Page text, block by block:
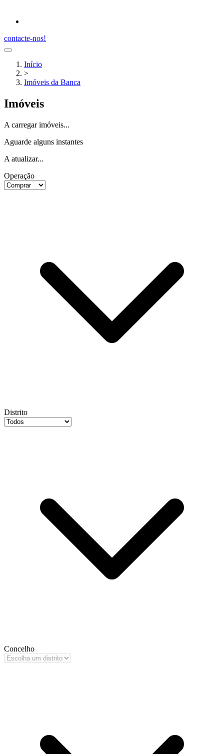
contacte-nos!
Início
>
Imóveis da Banca
Imóveis
A carregar imóveis...
Aguarde alguns instantes
A atualizar...
Operação
Distrito
Concelho